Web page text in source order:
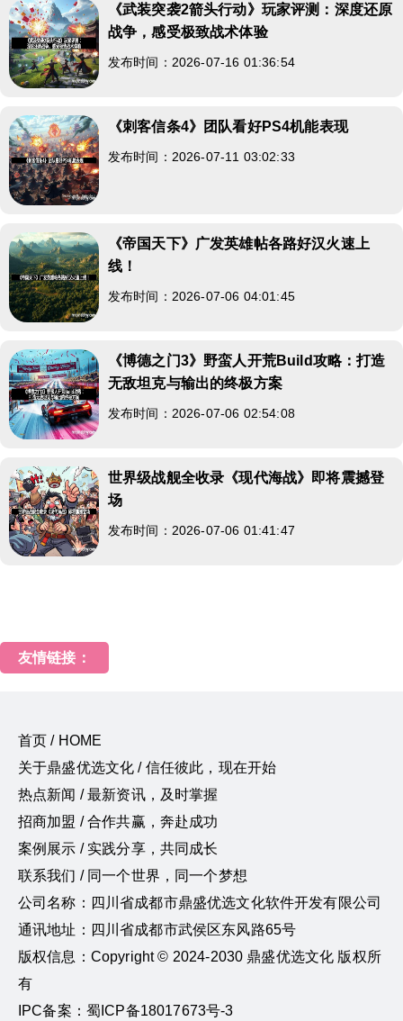
《武装突袭2箭头行动》玩家评测：深度还原
战争，感受极致战术体验
发布时间：2026-07-16 01:36:54
《刺客信条4》团队看好PS4机能表现
发布时间：2026-07-11 03:02:33
《帝国天下》广发英雄帖各路好汉火速上
线！
发布时间：2026-07-06 04:01:45
《博德之门3》野蛮人开荒Build攻略：打造
无敌坦克与输出的终极方案
发布时间：2026-07-06 02:54:08
世界级战舰全收录《现代海战》即将震撼登
场
发布时间：2026-07-06 01:41:47
友情链接：
首页 / HOME
关于鼎盛优选文化 / 信任彼此，现在开始
热点新闻 / 最新资讯，及时掌握
招商加盟 / 合作共赢，奔赴成功
案例展示 / 实践分享，共同成长
联系我们 / 同一个世界，同一个梦想
公司名称：四川省成都市鼎盛优选文化软件开发有限公司
通讯地址：四川省成都市武侯区东风路65号
版权信息：Copyright © 2024-2030 鼎盛优选文化 版权所
有
IPC备案：蜀ICP备18017673号-3